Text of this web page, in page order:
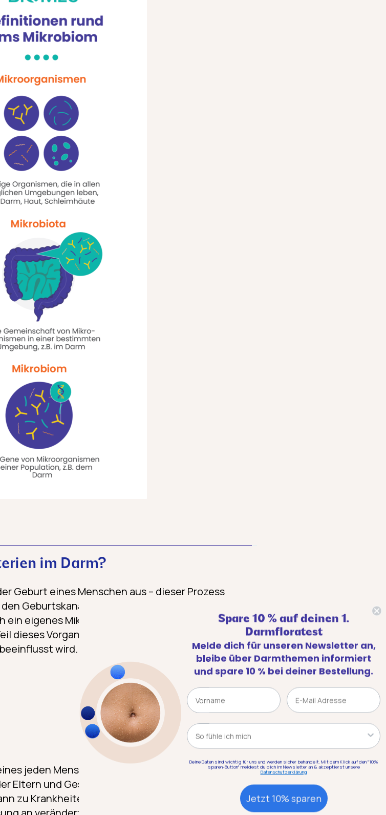
im Darm?
Geburt eines Menschen aus – dieser Prozess
Geburtskanal passiert. Dabei nimmt es die
ein eigenes Mikrobiom zu bilden beginnt. In den
dieses Vorgangs auch die Darmflora, die gerade im
beeinflusst wird. Dazu gehören unter anderem:
jeden Menschen ist
so individuell wie sein
Eltern und Geschwister. Im Laufe des Lebens kann
zu Krankheiten führen oder Folge einer Krankheit
Spare 10 % auf deinen 1.
Darmfloratest
Melde dich für unseren Newsletter an,
bleibe über Darmthemen informiert
und spare 10 % bei deiner Bestellung.
Name Email
Kategorie
Deine Daten sind wichtig für uns und werden sicher behandelt. Mit dem Klick auf den "10%
sparen-Button" meldest du dich im Newsletter an & akzeptierst unsere
Datenschutzerklärung
Jetzt 10% sparen